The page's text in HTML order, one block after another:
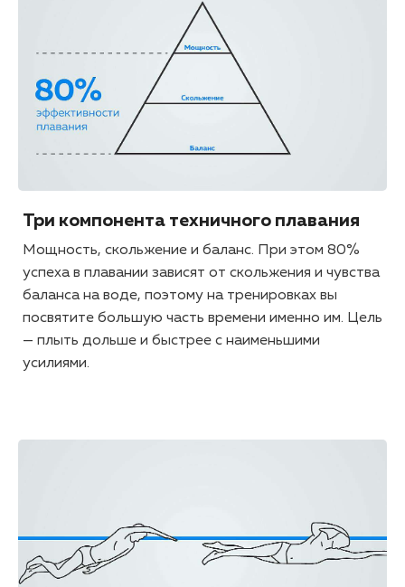
Три компонента техничного плавания
Мощность, скольжение и баланс. При этом 80%
успеха в плавании зависят от скольжения и чувства
баланса на воде, поэтому на тренировках вы
посвятите большую часть времени именно им. Цель
— плыть дольше и быстрее с наименьшими
усилиями.